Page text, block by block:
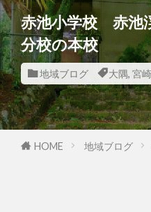
赤池小学校 赤池
分校の本校
地域ブログ 大隅, 宮
HOME 地域ブログ